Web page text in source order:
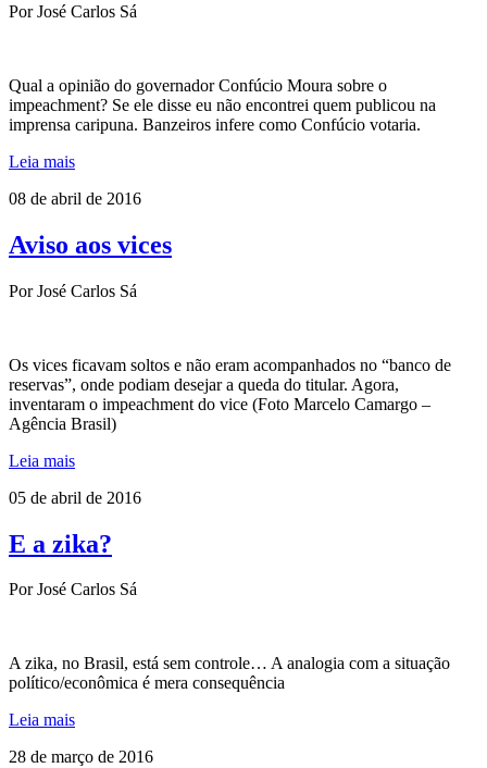
Por José Carlos Sá
Qual a opinião do governador Confúcio Moura sobre o
impeachment? Se ele disse eu não encontrei quem publicou na
imprensa caripuna. Banzeiros infere como Confúcio votaria.
Leia mais
08 de abril de 2016
Aviso aos vices
Por José Carlos Sá
Os vices ficavam soltos e não eram acompanhados no “banco de
reservas”, onde podiam desejar a queda do titular. Agora,
inventaram o impeachment do vice (Foto Marcelo Camargo –
Agência Brasil)
Leia mais
05 de abril de 2016
E a zika?
Por José Carlos Sá
A zika, no Brasil, está sem controle… A analogia com a situação
político/econômica é mera consequência
Leia mais
28 de março de 2016